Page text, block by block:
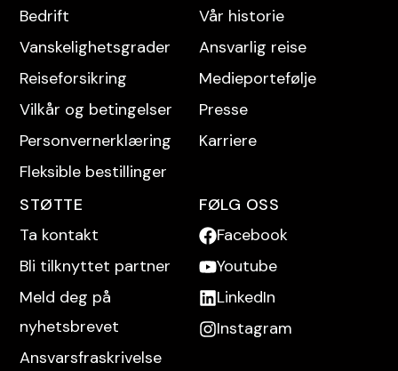
Bedrift
Vanskelighetsgrader
Reise­forsikring
Vilkår og betingelser
Personvern­erklæring
Fleksible bestillinger
Vår historie
Ansvarlig reise
Medieportefølje
Presse
Karriere
STØTTE
Ta kontakt
Bli tilknyttet partner
Meld deg på
nyhetsbrevet
Ansvarsfraskrivelse
FØLG OSS
Facebook
Youtube
LinkedIn
Instagram